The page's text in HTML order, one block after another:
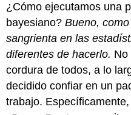
¿Cómo ejecutamos una
bayesiano?Bueno,
sangrienta en las
diferentes de hacerlo. No
cordura de todos, a lo
decidido confiar en un
trabajo.